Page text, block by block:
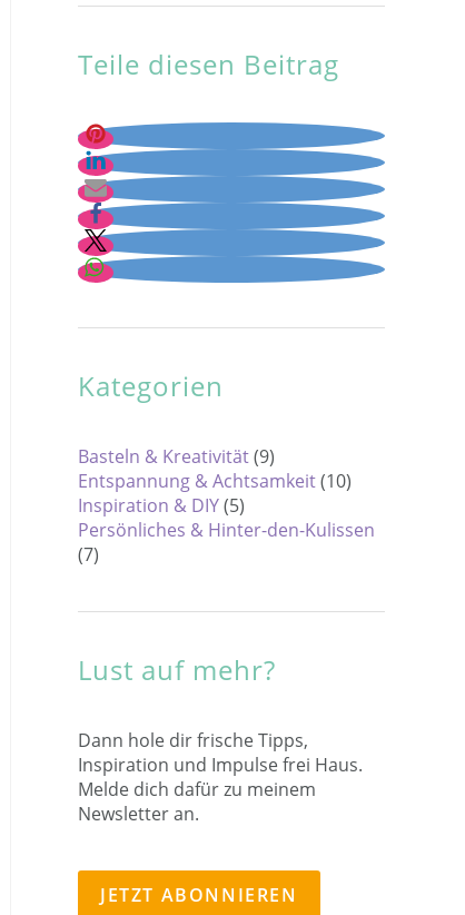
Teile diesen Beitrag
Kategorien
Basteln & Kreativität(9)
Entspannung & Achtsamkeit(10)
Inspiration & DIY(5)
Persönliches & Hinter-den-Kulissen
(7)
Lust auf mehr?
Dann hole dir frische Tipps,
Inspiration und Impulse frei Haus.
Melde dich dafür zu meinem
Newsletter an.
JETZT ABONNIEREN